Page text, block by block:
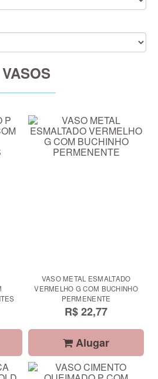
VASOS
VASO METAL ESMALTADO
VERMELHO G COM BUCHINHO
PERMENENTE
R$ 22,77
Alugar